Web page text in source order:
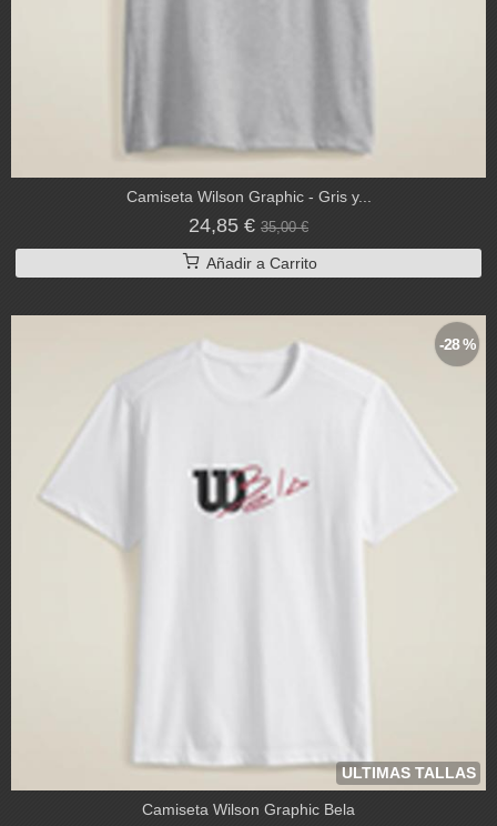
Camiseta Wilson Graphic - Gris y...
24,85 € 35,00 €
Añadir a Carrito
ULTIMAS TALLAS
-28 %
Camiseta Wilson Graphic Bela